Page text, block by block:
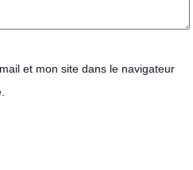
et mon site dans le navigateur